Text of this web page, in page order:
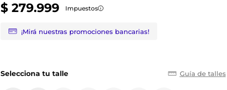
$ 279.999 Impuestos
¡Mirá nuestras promociones bancarias!
Guía de talles
Selecciona tu talle